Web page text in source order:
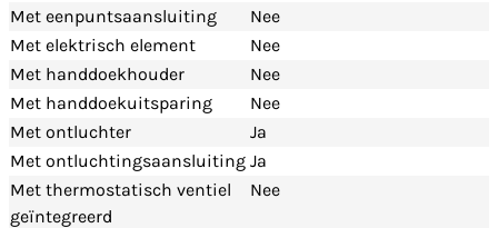
Met eenpuntsaansluiting
Nee
Met elektrisch element
Nee
Met handdoekhouder
Nee
Met handdoekuitsparing
Nee
Met ontluchter
Ja
Met ontluchtingsaansluiting Ja
Met thermostatisch ventiel
geïntegreerd
Nee